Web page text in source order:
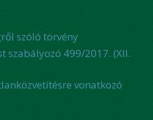
szóló törvény
szabályozó 499/2017. (XII.
vonatkozó